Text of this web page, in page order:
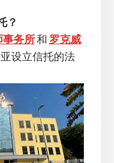
？
事务所和 罗克威
设立信托的法